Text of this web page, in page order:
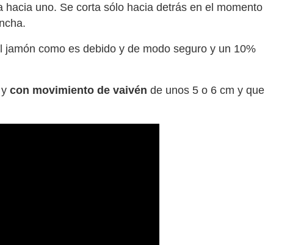
uno. Se corta sólo hacia detrás en el momento
como es debido y de modo seguro y un 10%
con movimiento de vaivén de unos 5 o 6 cm y que